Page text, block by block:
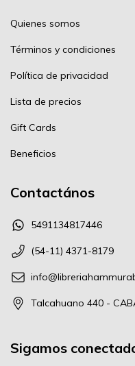
Quienes somos
Términos y condiciones
Política de privacidad
Lista de precios
Gift Cards
Beneficios
Contactános
5491134817446
(54-11) 4371-8179
Talcahuano 440 -
Sigamos